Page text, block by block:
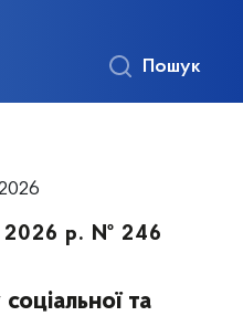
Пошук
2026 р. № 246
та